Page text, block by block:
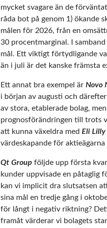
mycket svagare än de
råda bot på genom 1) ökande
målen för 2026, från en
30 procentmarginal. I
mål. Ett viktigt förtydligande
än i juli är det kanske främsta
Ett annat bra exempel är Novo
i början av augusti och
av stora, etablerade bolag,
prognosförändringen till trots
att kunna växeldra med Eli Lilly
värdeskapande för
Qt Group följde upp första
kunder uppvisade en påtaglig
kan vi implicit dra slutsatsen
sina mål en tredje gång i
för långt i negativ riktning?
framåt värderar vi bolagets